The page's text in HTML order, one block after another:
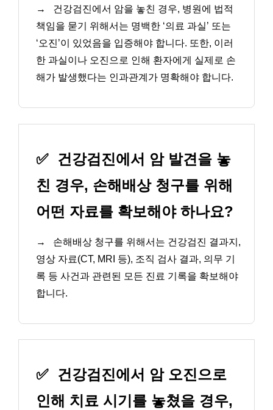
→
건강검진에서 암을 놓친 경우, 병원에 법적
책임을 묻기 위해서는 명백한 ‘의료 과실’ 또는
‘오진’이 있었음을 입증해야 합니다. 또한, 이러
한 과실이나 오진으로 인해 환자에게 실제로 손
해가 발생했다는 인과관계가 명확해야 합니다.
✅
건강검진에서 암 발견을 놓
친 경우, 손해배상 청구를 위해
어떤 자료를 확보해야 하나요?
→
손해배상 청구를 위해서는 건강검진 결과지,
영상 자료(CT, MRI 등), 조직 검사 결과, 의무 기
록 등 사건과 관련된 모든 진료 기록을 확보해야
합니다.
✅
건강검진에서 암 오진으로
인해 치료 시기를 놓쳤을 경우,